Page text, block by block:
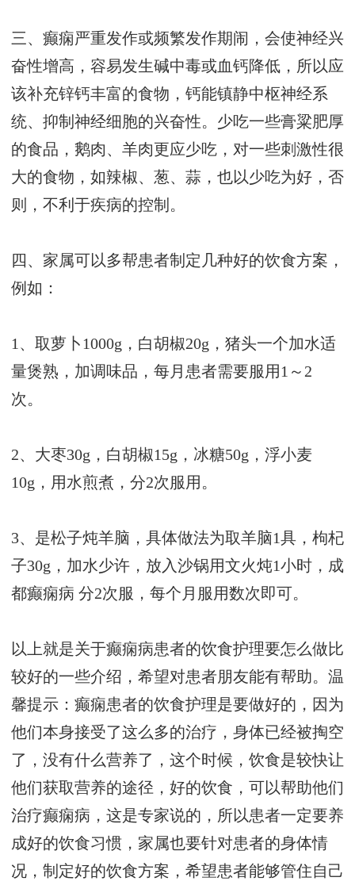
三、癫痫严重发作或频繁发作期闹，会使神经兴
奋性增高，容易发生碱中毒或血钙降低，所以应
该补充锌钙丰富的食物，钙能镇静中枢神经系
统、抑制神经细胞的兴奋性。少吃一些膏粱肥厚
的食品，鹅肉、羊肉更应少吃，对一些刺激性很
大的食物，如辣椒、葱、蒜，也以少吃为好，否
则，不利于疾病的控制。
四、家属可以多帮患者制定几种好的饮食方案，
例如：
1、取萝卜1000g，白胡椒20g，猪头一个加水适
量煲熟，加调味品，每月患者需要服用1～2
次。
2、大枣30g，白胡椒15g，冰糖50g，浮小麦
10g，用水煎煮，分2次服用。
3、是松子炖羊脑，具体做法为取羊脑1具，枸杞
子30g，加水少许，放入沙锅用文火炖1小时， 成
都癫痫病 分2次服，每个月服用数次即可。
以上就是关于癫痫病患者的饮食护理要怎么做比
较好的一些介绍，希望对患者朋友能有帮助。温
馨提示：癫痫患者的饮食护理是要做好的，因为
他们本身接受了这么多的治疗，身体已经被掏空
了，没有什么营养了，这个时候，饮食是较快让
他们获取营养的途径，好的饮食，可以帮助他们
治疗癫痫病，这是专家说的，所以患者一定要养
成好的饮食习惯，家属也要针对患者的身体情
况，制定好的饮食方案，希望患者能够管住自己